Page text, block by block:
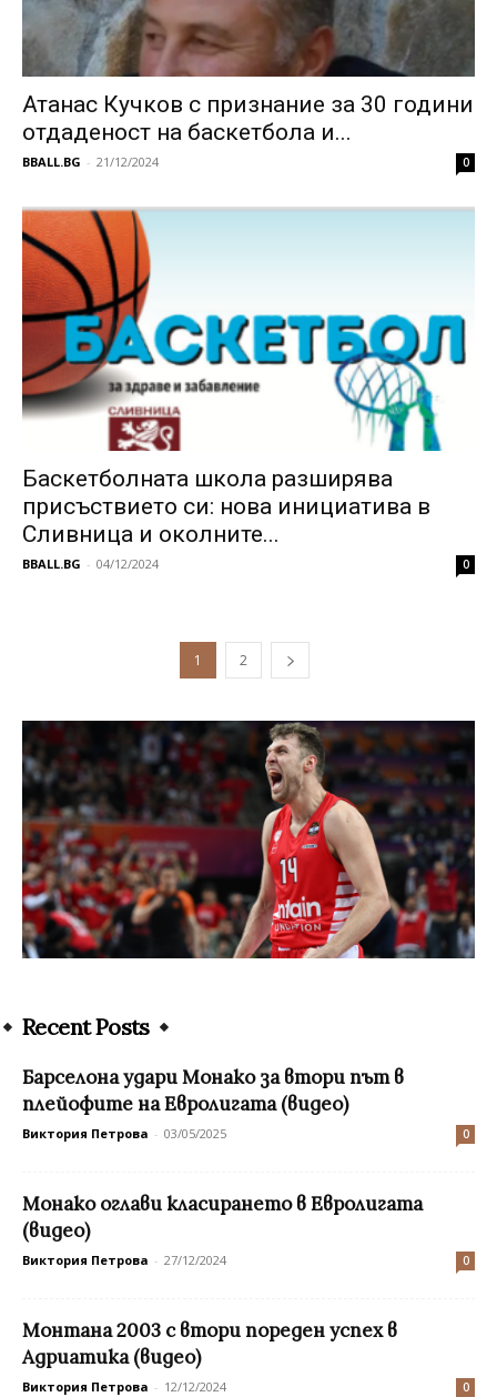
Атанас Кучков с признание за 30 години
отдаденост на баскетбола и...
BBALL.BG - 21/12/2024 0
Баскетболната школа разширява
присъствието си: нова инициатива в
Сливница и околните...
BBALL.BG - 04/12/2024 0
1 2
Recent Posts
Барселона удари Монако за втори път в
плейофите на Евролигата (видео)
Виктория Петрова - 03/05/2025 0
Монако оглави класирането в Евролигата
(видео)
Виктория Петрова - 27/12/2024 0
Монтана 2003 с втори пореден успех в
Адриатика (видео)
Виктория Петрова - 12/12/2024 0